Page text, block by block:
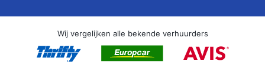
Wij vergelijken alle bekende verhuurders